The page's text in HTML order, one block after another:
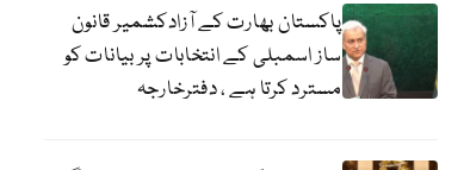
پاکستان بھارت کے آزادکشمیر قانون
ساز اسمبلی کے انتخابات پر بیانات کو
مسترد کرتا ہے ، دفترخارجہ